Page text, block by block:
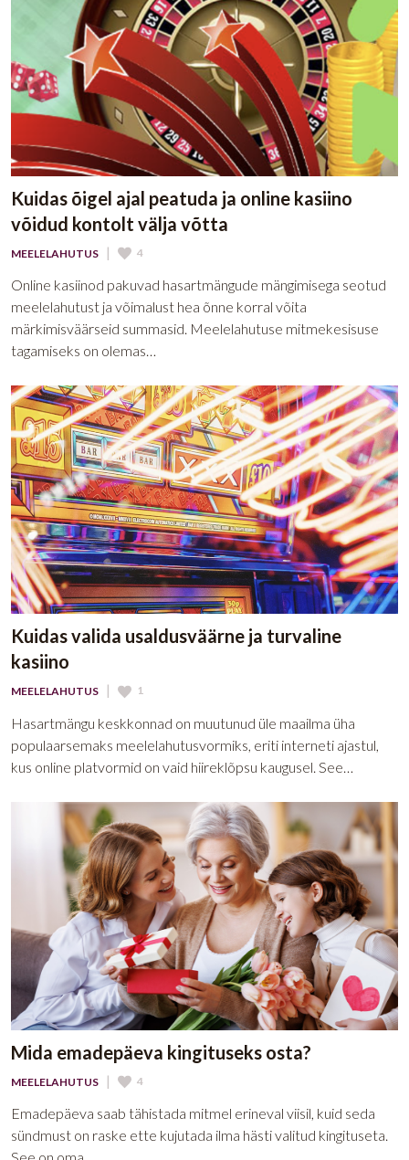
Kuidas õigel ajal peatuda ja online kasiino
võidud kontolt välja võtta
MEELELAHUTUS | 4
Online kasiinod pakuvad hasartmängude mängimisega seotud
meelelahutust ja võimalust hea õnne korral võita
märkimisväärseid summasid. Meelelahutuse mitmekesisuse
tagamiseks on olemas…
Kuidas valida usaldusväärne ja turvaline
kasiino
MEELELAHUTUS | 1
Hasartmängu keskkonnad on muutunud üle maailma üha
populaarsemaks meelelahutusvormiks, eriti interneti ajastul,
kus online platvormid on vaid hiireklõpsu kaugusel. See…
Mida emadepäeva kingituseks osta?
MEELELAHUTUS | 4
Emadepäeva saab tähistada mitmel erineval viisil, kuid seda
sündmust on raske ette kujutada ilma hästi valitud kingituseta.